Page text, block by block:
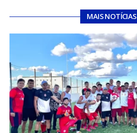
MAIS NOTÍCIAS